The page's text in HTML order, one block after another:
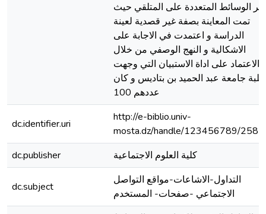
الوسائط المتعددة على المتلقي حيث
تمت المعاينة بصفة غير قصدية لعينة
الدراسة و اعتمدت في الاجابة على
الاشكالية و النهج الوصفي من خلال
الاعتماد على اداة الاستبيان التي وجهت
جامعة عبد الحميد بن بتاديس و كان
عددهم 100
dc.identifier.uri
http://e-biblio.univ-
mosta.dz/handle/123456789/
dc.publisher
كلية العلوم الاجتماعية
dc.subject
التداول-الاشاعات-مواقع التواصل
الاجتماعي -صفحات- المستخدم